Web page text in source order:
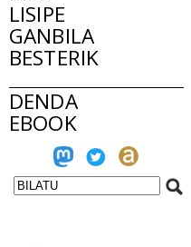
LISIPE
GANBILA
BESTERIK
DENDA
EBOOK